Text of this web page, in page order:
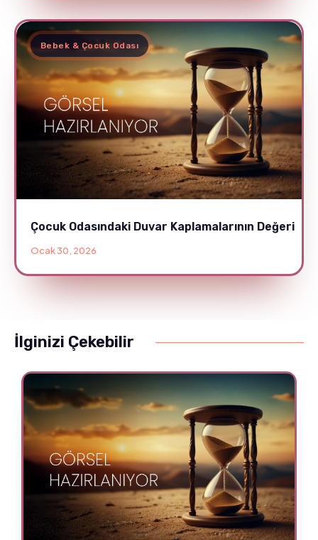
Bebek & Çocuk Odası
Çocuk Odasındaki Duvar Kaplamalarının Değeri
Ocak 30, 2026
İlginizi Çekebilir